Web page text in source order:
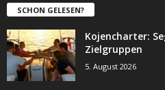
SCHON GELESEN?
Kojencharter:
Zielgruppen
5. August 2026